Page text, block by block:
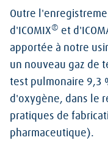
Outre
d'ICOMIX® et
apportée à notre
un nouveau gaz de
test pulmonaire 9,3
d'oxygène, dans le
pratiques de
pharmaceutique).